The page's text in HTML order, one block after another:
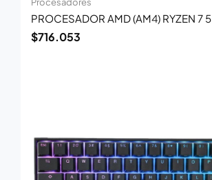
PROCESADOR AMD (AM4) RYZEN 7 5
$716.053